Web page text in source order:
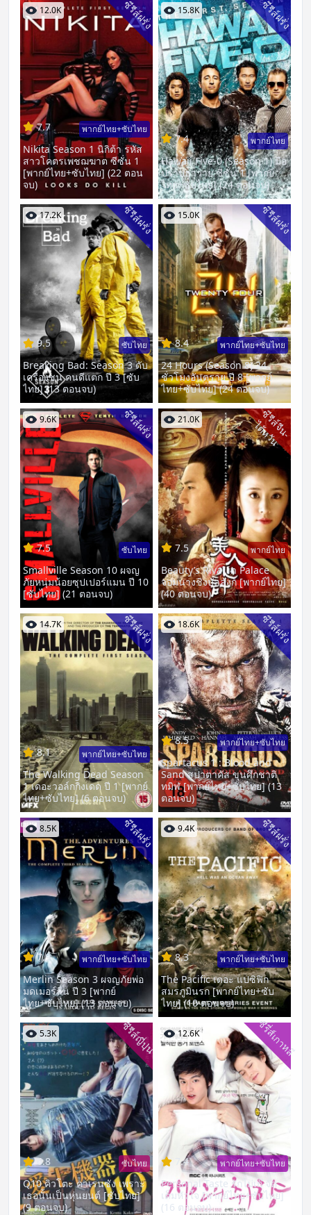
12.0K ซีรีส์ฝรั่ง
7.7 พากย์ไทย+ซับไทย
Nikita Season 1 นิกิต้า รหัส
สาวโคตรเพชฌฆาต ซีซั่น 1
[พากย์ไทย+ซับไทย] (22 ตอน
จบ)
15.8K ซีรีส์ฝรั่ง
7.4 พากย์ไทย
Hawaii Five-0 (Season 1) มือ
ปราบฮาวาย ซีซั่น 1 [พากย์
ไทย+ซับไทย] (24 ตอนจบ)
17.2K ซีรีส์ฝรั่ง
9.5 ซับไทย
Breaking Bad: Season 3 ดับ
เครื่องชน คนดีแตก ปี 3 [ซับ
ไทย] (13 ตอนจบ)
15.0K ซีรีส์ฝรั่ง
8.4 พากย์ไทย+ซับไทย
24 Hours (Season 8) 24
ชั่วโมงอันตราย ปี 8 [พากย์
ไทย+ซับไทย] (24 ตอนจบ)
9.6K ซีรีส์ฝรั่ง
7.5 ซับไทย
Smallville Season 10 ผจญ
ภัยหนุ่มน้อยซุปเปอร์แมน ปี 10
[ซับไทย] (21 ตอนจบ)
21.0K ซี
รี
ส์
จี
น
-
ไ
ต้
ห
วั
น
7.5 พากย์ไทย
Beauty’s Rival in Palace
จอมนางชิงบัลลังก์ [พากย์ไทย]
(40 ตอนจบ)
14.7K ซีรีส์ฝรั่ง
8.1 พากย์ไทย+ซับไทย
The Walking Dead Season
1 เดอะวอล์กกิงเดด ปี 1 [พากย์
ไทย+ซับไทย] (6 ตอนจบ)
18.6K ซีรีส์ฝรั่ง
8.5 พากย์ไทย+ซับไทย
Spartacus 1 : Blood and
Sand สปาตาคัส ขุนศึกชาติ
ทมิฬ [พากย์ไทย+ซับไทย] (13
ตอนจบ)
8.5K ซีรีส์ฝรั่ง
7.9 พากย์ไทย+ซับไทย
Merlin Season 3 ผจญภัยพ่อ
มดเมอร์ลิน ปี 3 [พากย์
ไทย+ซับไทย] (13 ตอนจบ)
9.4K ซีรีส์ฝรั่ง
8.3 พากย์ไทย+ซับไทย
The Pacific เดอะ แปซิฟิก
สมรภูมินรก [พากย์ไทย+ซับ
ไทย] (10 ตอนจบ)
5.3K ซีรีส์ญี่ปุ่น
6.8 ซับไทย
Q10 คิวโตะ คาเรนซัง เพราะ
เธอนั้นเป็นหุ่นยนต์ [ซับไทย]
(9 ตอนจบ)
12.6K ซีรี่ส์เกาหลี
7.4 พากย์ไทย+ซับไทย
Personal Taste รักไม่เก๊ จัด
เต็มหัวใจ [พากย์ไทย+ซับไทย]
(16 ตอนจบ)